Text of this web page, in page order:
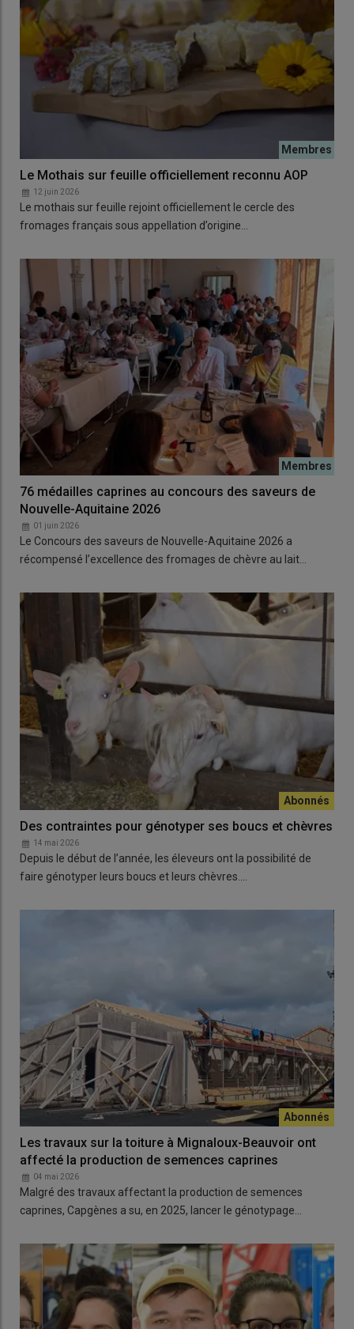
Le Mothais sur feuille officiellement reconnu AOP
12 juin 2026
Le mothais sur feuille rejoint officiellement le cercle des
fromages français sous appellation d’origine…
76 médailles caprines au concours des saveurs de
Nouvelle-Aquitaine 2026
01 juin 2026
Le Concours des saveurs de Nouvelle-Aquitaine 2026 a
récompensé l’excellence des fromages de chèvre au lait…
Des contraintes pour génotyper ses boucs et chèvres
14 mai 2026
Depuis le début de l’année, les éleveurs ont la possibilité de
faire génotyper leurs boucs et leurs chèvres.…
Les travaux sur la toiture à Mignaloux-Beauvoir ont
affecté la production de semences caprines
04 mai 2026
Malgré des travaux affectant la production de semences
caprines, Capgènes a su, en 2025, lancer le génotypage…